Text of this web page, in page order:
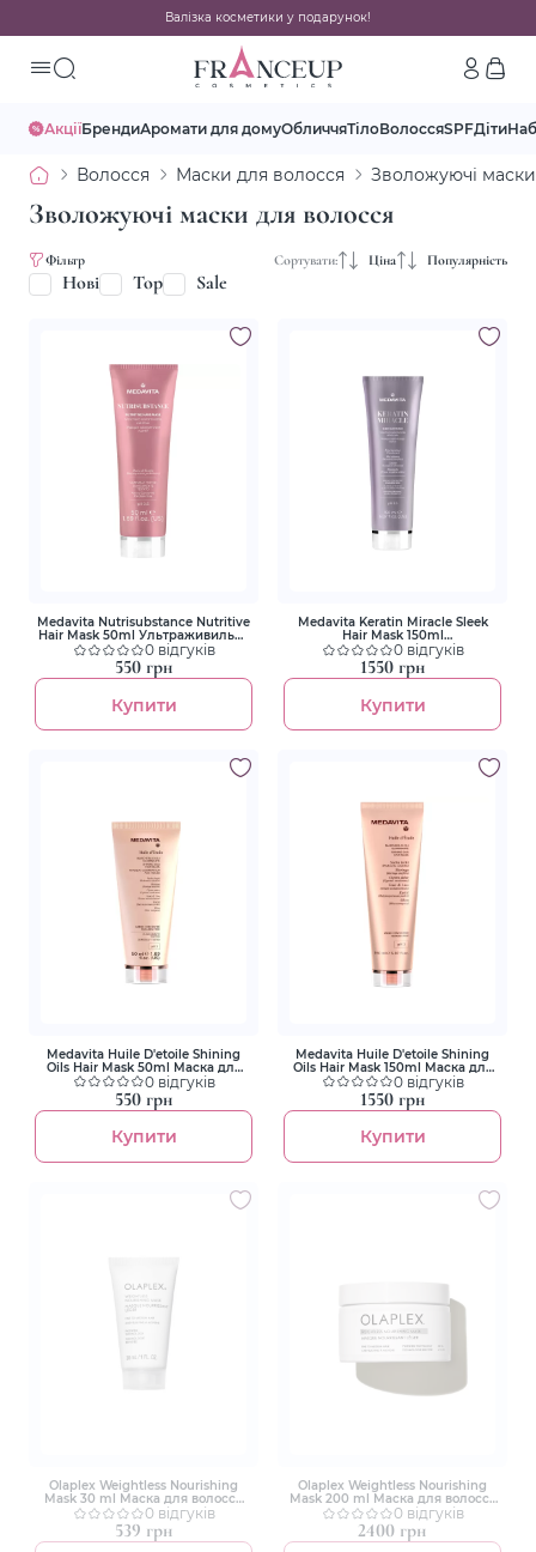
Валізка косметики у подарунок!
АкціїБрендиАромати для домуОбличчяТілоВолоссяSPFДіти
Волосся Маски для волосся Зволожуючі
Зволожуючі маски для волосся
Фільтр Сортувати: Ціна Популярність
Нові Top Sale
Medavita Nutrisubstance Nutritive
Hair Mask 50ml Ультраживильна
маска для сухого волосся
0 відгуків
550 грн
Купити
Medavita Keratin Miracle Sleek
Hair Mask 150ml
Ультрарозгладжувальна маска з
ефектом шовку для пухнастого та
неслухняного волосся
0 відгуків
1550 грн
Купити
Medavita Huile D'etoile Shining
Oils Hair Mask 50ml Маска для
блиску та шовковистості для всіх
типів волосся з дорогоцінними
оліями
0 відгуків
550 грн
Купити
Medavita Huile D'etoile Shining
Oils Hair Mask 150ml Маска для
блиску та шовковистості для всіх
типів волосся з дорогоцінними
оліями
0 відгуків
1550 грн
Купити
Olaplex Weightless Nourishing
Mask 30 ml Маска для волосся
"Невагоме живлення"
0 відгуків
539 грн
Olaplex Weightless Nourishing
Mask 200 ml Маска для волосся
"Невагоме живлення"
0 відгуків
2400 грн